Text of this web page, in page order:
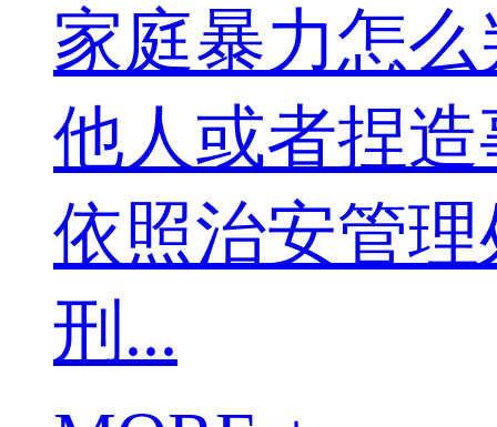
家庭暴力怎
他人或者捏
依照治安管
刑...